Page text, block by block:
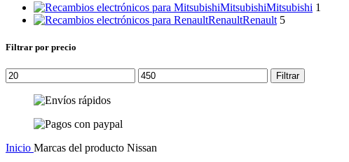
MitsubishiMitsubishi 1
RenaultRenault 5
Filtrar por precio
Precio
mínimo
Precio
máximo
Filtrar
Inicio Marcas del producto Nissan